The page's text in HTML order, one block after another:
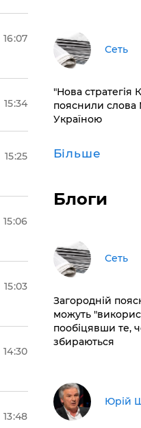
16:07
15:34
15:25
15:06
15:03
14:30
13:48
Сеть
"Нова стратегія
пояснили слова
Україною
Більше
Блоги
Сеть
Загородній
можуть
пообіцявши те,
збираються
Юрій